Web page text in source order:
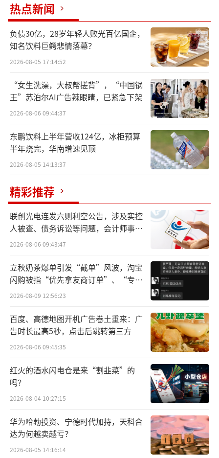
多家券商研报认为，贵州茅台三季度放缓
是主动调整。但是，高端酒市场遇冷，尚处恢
复阶段无需争辩，多家名酒企产品价格出现倒
挂，茅台酒即便价格依旧坚挺，但是市场价格
也有回落。
为在激烈的市场博弈中需求增量，贵州茅
台接连在跨界、联名上发力。不过，多轮跨界
之后，无论是贵州茅台自身还是外界，对于跨
界的态度都从狂热逐渐转为冷静，都在深思茅
台酒在跨界产物中所扮演的角色以及投资回
增速放缓
贵州茅台遥遥领先。
度营收达1032.68亿元，同比增长18.48%；净
利润528.76亿元，同比增长19.09%。
这也是贵州茅台首次在前三个季度达成千
亿营收。与去年相比，该公司仅用三个季度就
已经完成去年八成以上的收入。在利润层面，
就在三季报披露之前，有市场传言，贵州
茅台四季度增速放缓。尽管贵州茅台方面辟
谣，但是单独来看，第三季度已有放缓的架
势。
数据显示，该公司第三季度实现营业收入3
热点新闻
负债30亿，28岁年轻人败光百亿国企，
知名饮料巨鳄悲情落幕？
2026-08-05 17:14:52
“女生洗澡，大叔帮搓背”，“中国锅
王”苏泊尔AI广告辣眼睛，已紧急下架
2026-08-06 09:44:37
东鹏饮料上半年营收124亿，冰柜预算
半年烧完，华南增速见顶
2026-08-05 14:13:37
精彩推荐
联创光电连发六则利空公告，涉及实控
人被查、债务诉讼等问题，会计师事务
所曾出具“保留意见”
2026-08-06 09:43:47
立秋奶茶爆单引发“截单”风波，淘宝
闪购被指“优先拿友商订单”、“专挑
贵的拿”
2026-08-09 12:56:23
百度、高德地图开机广告卷土重来：广
告时长最高5秒，点击后跳转第三方
2026-08-06 09:45:35
红火的酒水闪电仓是来“割韭菜”的
吗？
2026-08-04 10:27:15
华为哈勃投资、宁德时代加持，天科合
达为何越卖越亏？
2026-08-05 14:16:14